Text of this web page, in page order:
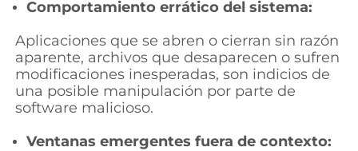
Comportamiento errático del sistema:
Aplicaciones que se abren o cierran sin razón
aparente, archivos que desaparecen o sufren
modificaciones inesperadas, son indicios de
una posible manipulación por parte de
software malicioso.
Ventanas emergentes fuera de contexto: